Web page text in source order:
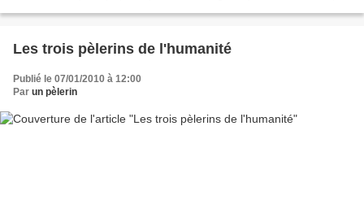
Les trois pèlerins de l'humanité
Publié le 07/01/2010 à 12:00
Par un pèlerin